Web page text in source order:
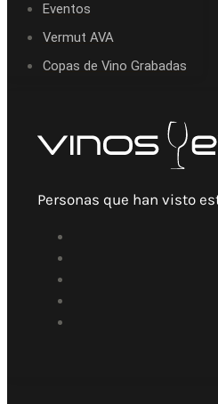
Eventos
Vermut AVA
Copas de Vino Grabadas
Personas que han visto